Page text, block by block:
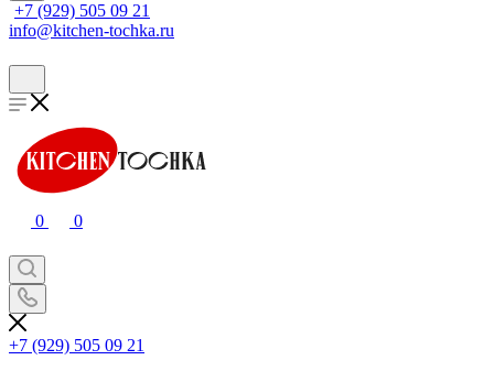
+7 (929) 505 09 21
info@kitchen-tochka.ru
0 0
+7 (929) 505 09 21